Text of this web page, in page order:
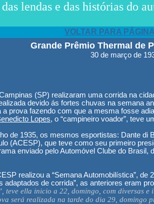
lendas e das histórias do
VOLTAR PARA
Grande Prêmio Thermal de
30 de março de
(SP) realizaram uma corrida na
devido ás fortes chuvas na semana
prova fazendo com que a mesma fosse
Lopes, o “campineiro voador”, teve
de 1935, os mesmos esportistas: Dante
(ACESP), que teve como seu primeiro
enviado pelo Automóvel Clube do
realizou a “Semana Automobilística”,
adaptados de corrida”, as anteriores eram
teve ella inicio a 22, domingo, com diversas e
será realizada na tarde do dia 29, domingo